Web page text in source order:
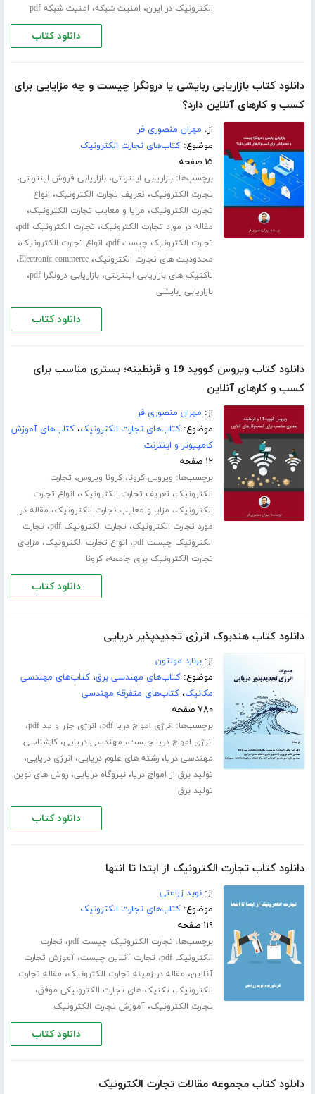
الکترونیک در ایران، امنیت شبکه، امنیت شبکه pdf
دانلود کتاب
دانلود کتاب بازاریابی ربایشی یا درونگرا چیست و چه مزایایی برای
کسب‌ و‌ کارهای آنلاین دارد؟
از: مهران منصوری فر
موضوع:کتاب‌های تجارت الکترونیک
۱۵ صفحه
برچسب‌ها:بازاریابی اینترنتی،بازاریابی فروش اینترنتی،
تجارت الکترونیک، تعریف تجارت الکترونیک، انواع
تجارت الکترونیک، مزایا و معایب تجارت الکترونیک،
مقاله در مورد تجارت الکترونیک، تجارت الکترونیک pdf ،
تجارت الکترونیک چیست pdf ، انواع تجارت الکترونیک،
محدودیت های تجارت الکترونیک،Electronic commerce،
تاکتیک های بازاریابی اینترنتی،بازاریابی درونگرا pdf ،
بازاریابی ربایشی
دانلود کتاب
دانلود کتاب ویروس کووید 19 و قرنطینه؛ بستری مناسب برای
کسب و کارهای آنلاین
از: مهران منصوری فر
موضوع:کتاب‌های تجارت الکترونیک،کتاب‌های آموزش
کامپیوتر و اینترنت
۱۲ صفحه
برچسب‌ها: ویروس کرونا،کرونا ویروس، تجارت
الکترونیک، تعریف تجارت الکترونیک، انواع تجارت
الکترونیک، مزایا و معایب تجارت الکترونیک، مقاله در
مورد تجارت الکترونیک، تجارت الکترونیک pdf ، تجارت
الکترونیک چیست pdf
، انواع تجارت الکترونیک، مزایای
تجارت الکترونیک برای جامعه،کرونا
دانلود کتاب
دانلود کتاب هندبوک انرژی تجدیدپذیر دریایی
از:برنارد مولتون
موضوع:کتاب‌های مهندسی برق،کتاب‌های مهندسی
مکانیک،کتاب‌های متفرقه مهندسی
۷۸۰ صفحه
برچسب‌ها: انرژی امواج دریا pdf ، انرژی جزر و مد pdf ،
انرژی امواج دریا چیست، مهندسی دریایی،کارشناسی
مهندسی دریا،رشته های علوم دریایی، انرژی دریایی،
تولید برق از امواج دریا،نیروگاه دریایی،روش های نوین
تولید برق
دانلود کتاب
دانلود کتاب تجارت الکترونیک از ابتدا تا انتها
از:نوید زراعتی
موضوع:کتاب‌های تجارت الکترونیک
۱۱۹ صفحه
برچسب‌ها: تجارت الکترونیک چیست pdf ، تجارت
الکترونیک pdf
، تجارت آنلاین چیست،آموزش تجارت
آنلاین، مقاله در زمینه تجارت الکترونیک، مقاله تجارت
الکترونیک، تکنیک های تجارت الکترونیکی موفق،
تجارت الکترونیک،آموزش تجارت الکترونیک
دانلود کتاب
دانلود کتاب مجموعه مقالات تجارت الکترونیک